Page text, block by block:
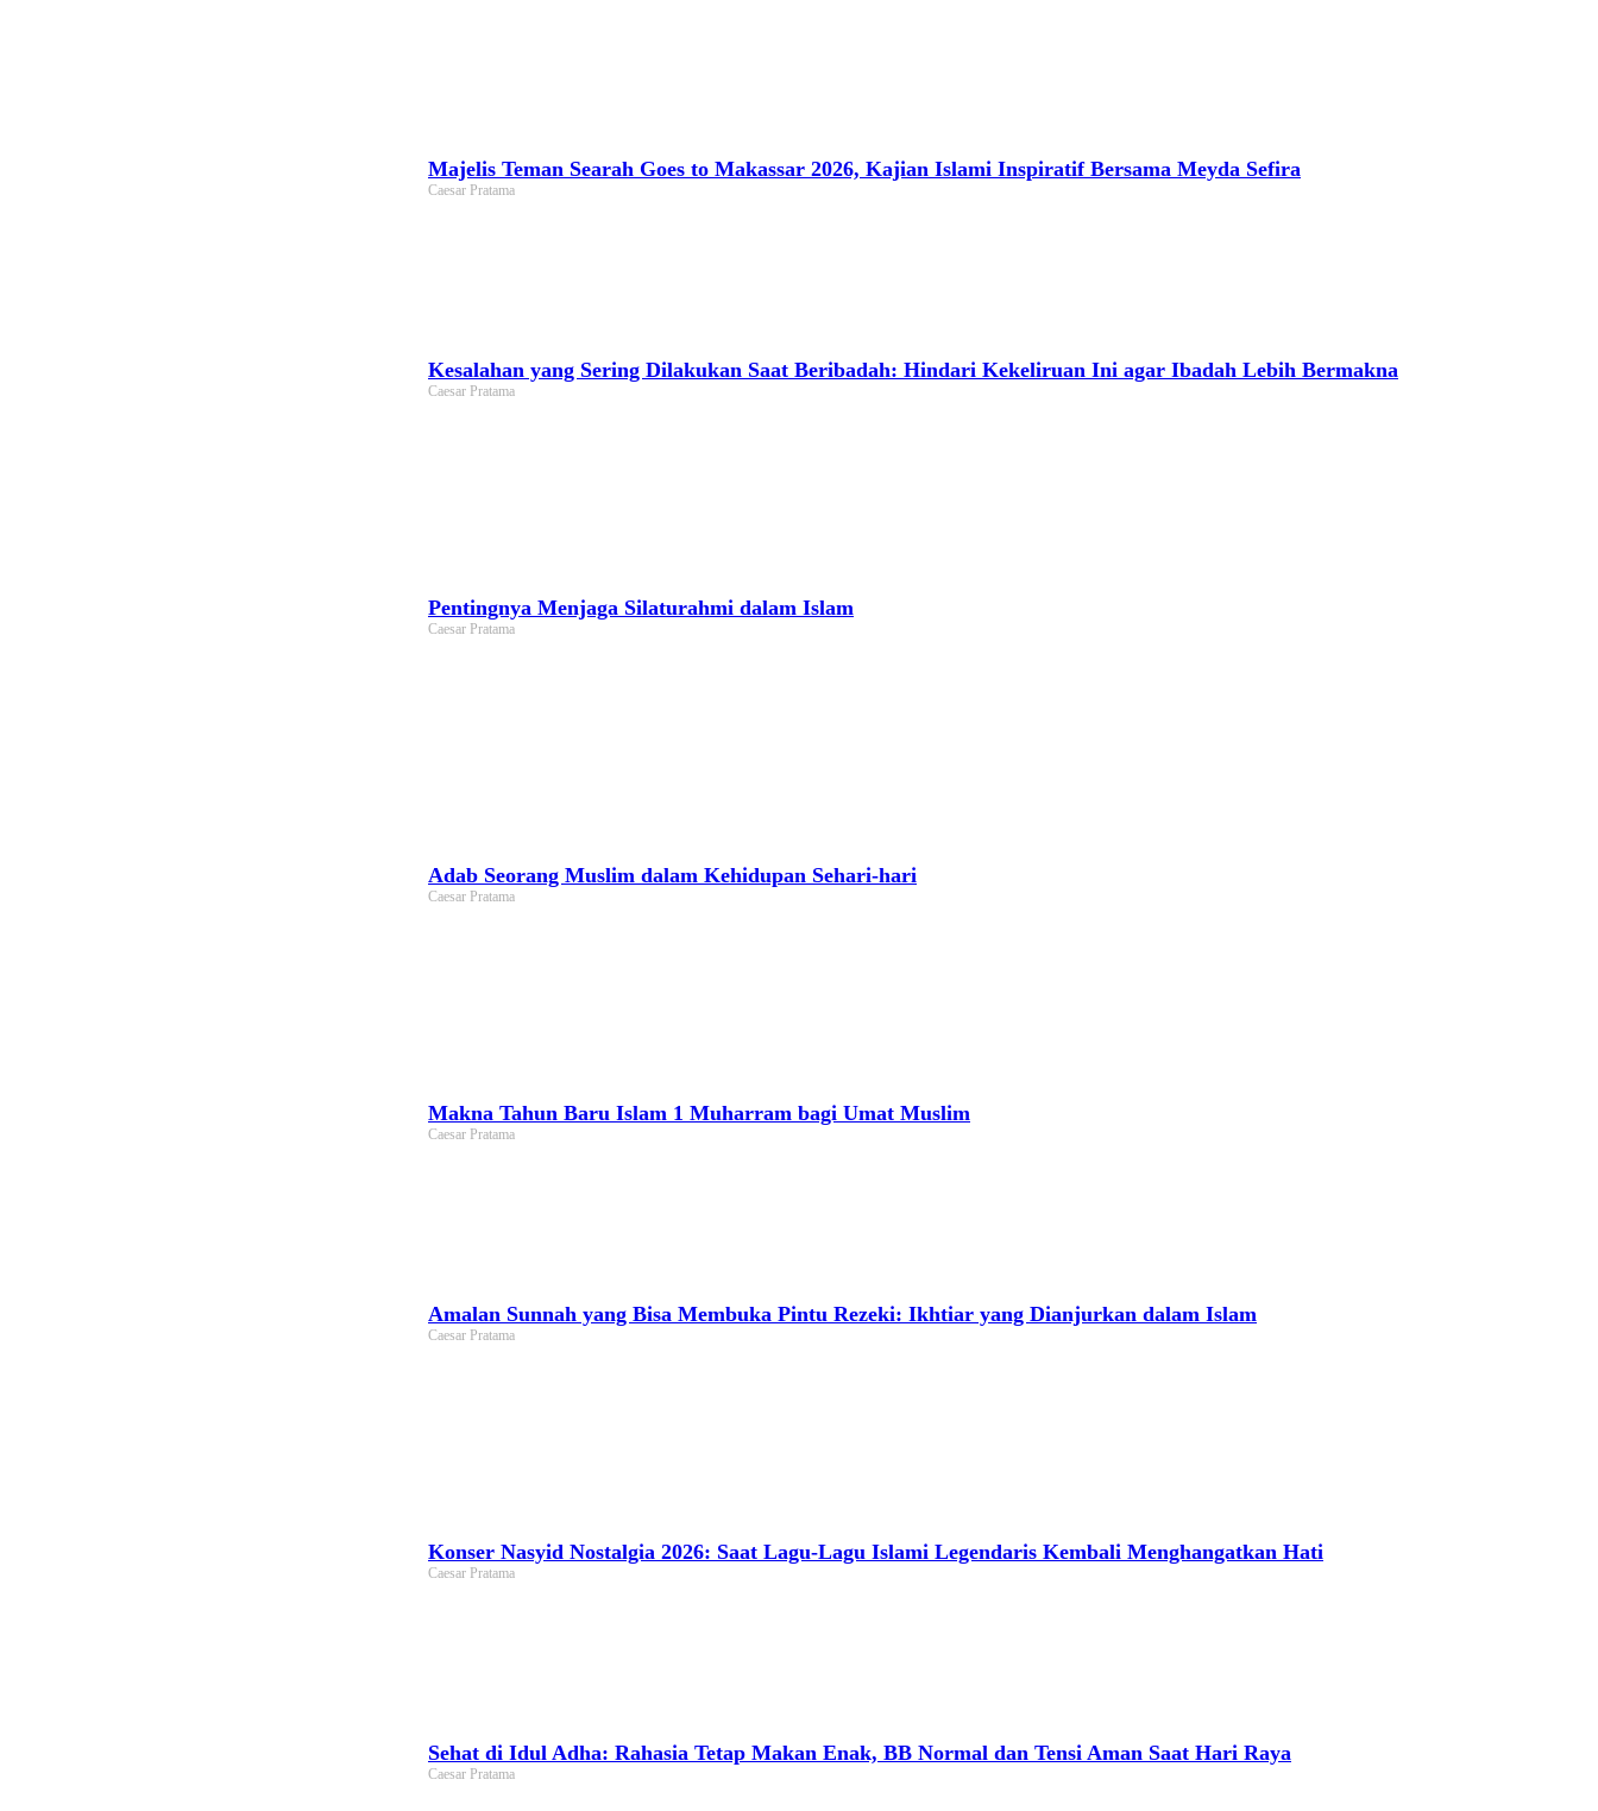
Majelis Teman Searah Goes to Makassar 2026, Kajian Islami Inspiratif Bersama Meyda Sefira
Caesar Pratama
Kesalahan yang Sering Dilakukan Saat Beribadah: Hindari Kekeliruan Ini agar Ibadah Lebih Bermakna
Caesar Pratama
Pentingnya Menjaga Silaturahmi dalam Islam
Caesar Pratama
Adab Seorang Muslim dalam Kehidupan Sehari-hari
Caesar Pratama
Makna Tahun Baru Islam 1 Muharram bagi Umat Muslim
Caesar Pratama
Amalan Sunnah yang Bisa Membuka Pintu Rezeki: Ikhtiar yang Dianjurkan dalam Islam
Caesar Pratama
Konser Nasyid Nostalgia 2026: Saat Lagu-Lagu Islami Legendaris Kembali Menghangatkan Hati
Caesar Pratama
Sehat di Idul Adha: Rahasia Tetap Makan Enak, BB Normal dan Tensi Aman Saat Hari Raya
Caesar Pratama